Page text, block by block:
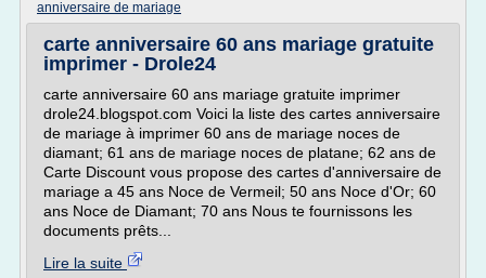
anniversaire de mariage
carte anniversaire 60 ans mariage gratuite
imprimer - Drole24
carte anniversaire 60 ans mariage gratuite imprimer
drole24.blogspot.com Voici la liste des cartes anniversaire
de mariage à imprimer 60 ans de mariage noces de
diamant; 61 ans de mariage noces de platane; 62 ans de
Carte Discount vous propose des cartes d'anniversaire de
mariage a 45 ans Noce de Vermeil; 50 ans Noce d'Or; 60
ans Noce de Diamant; 70 ans Nous te fournissons les
documents prêts...
Lire la suite